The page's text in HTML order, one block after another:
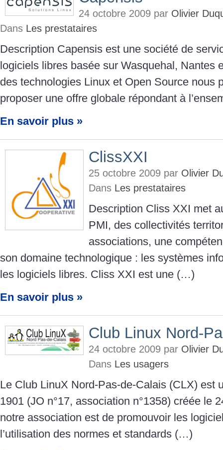
24 octobre 2009 par Olivier
Dans Les prestataires
Description Capensis est une société de
logiciels libres basée sur Wasquehal, Nantes
des technologies Linux et Open Source nous
proposer une offre globale répondant à
En savoir plus »
ClissXXI
25 octobre 2009 par Olivier
Dans Les prestataires
Description Cliss XXI met
PMI, des collectivités
associations, une
son domaine technologique : les systèmes
les logiciels libres. Cliss XXI est une (…)
En savoir plus »
Club Linux Nord-
24 octobre 2009 par Olivier
Dans Les usagers
Le Club LinuX Nord-Pas-de-Calais (CLX) est
1901 (JO n°17, association n°1358) créée le
notre association est de promouvoir les
l’utilisation des normes et standards (…)